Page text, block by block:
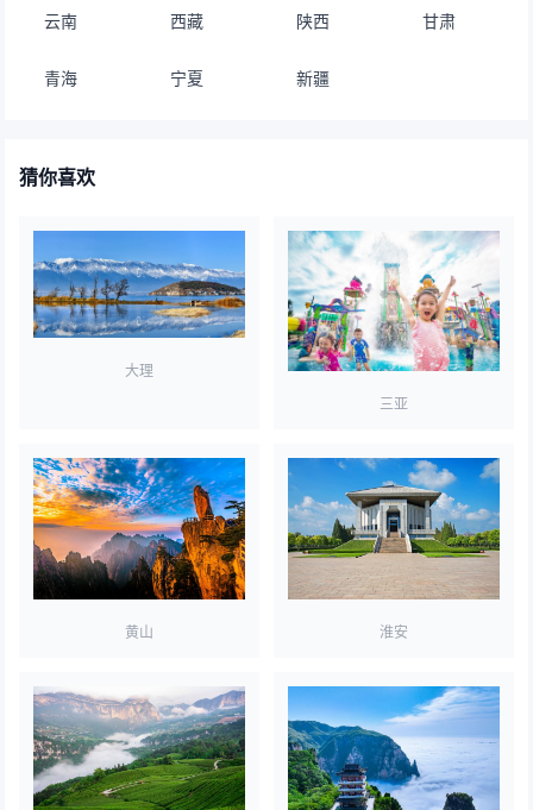
云南 西藏 陕西 甘肃
青海 宁夏 新疆
猜你喜欢
大理
三亚
黄山 淮安